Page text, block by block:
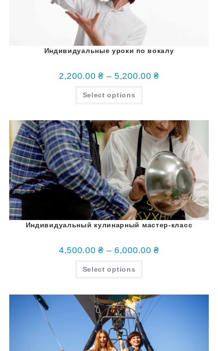
Индивидуальные уроки по вокалу
2,200.00₴ –5,200.00₴
Select options
Индивидуальный кулинарный мастер-класс
4,500.00₴ – 6,000.00₴
Select options